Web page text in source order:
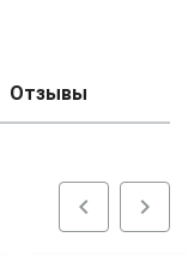
Отзывы
chevron_left chevron_right